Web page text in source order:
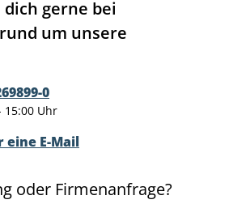
gerne bei
um unsere
0
15:00 Uhr
eine E-Mail
oder Firmenanfrage?